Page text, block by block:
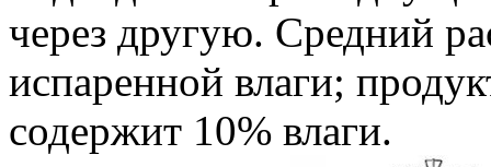
через другую. Средний
испаренной влаги;
содержит 10% влаги.